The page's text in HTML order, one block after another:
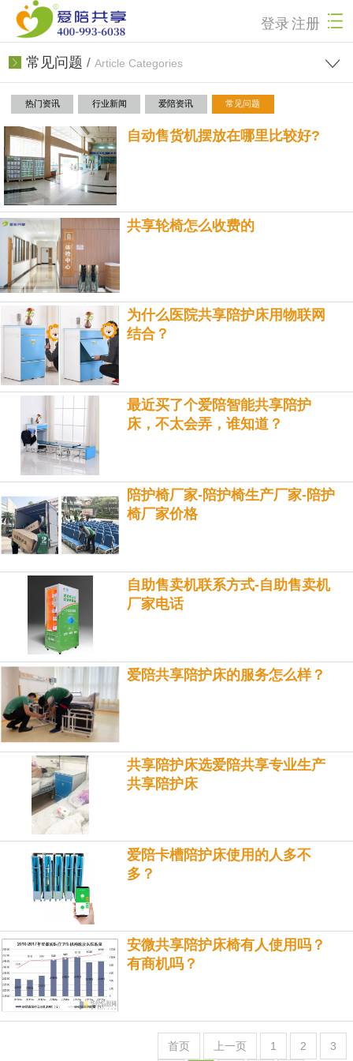
登录 注册
常见问题 / Article Categories
热门资讯 行业新闻 爱陪资讯 常见问题
自动售货机摆放在哪里比较好?
共享轮椅怎么收费的
为什么医院共享陪护床用物联网
结合？
最近买了个爱陪智能共享陪护
床，不太会弄，谁知道？
陪护椅厂家-陪护椅生产厂家-陪护
椅厂家价格
自助售卖机联系方式-自助售卖机
厂家电话
爱陪共享陪护床的服务怎么样？
共享陪护床选爱陪共享专业生产
共享陪护床
爱陪卡槽陪护床使用的人多不
多？
安微共享陪护床椅有人使用吗？
有商机吗？
首页 上一页 1 2 3